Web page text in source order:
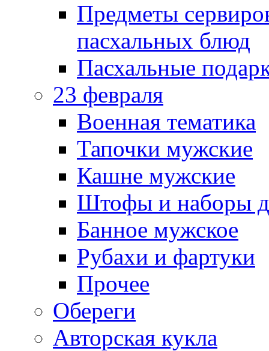
Предметы
пасхальных блюд
Пасхальные
23 февраля
Военная тематика
Тапочки мужские
Кашне мужские
Штофы и наборы
Банное мужское
Рубахи и фартуки
Прочее
Обереги
Авторская кукла